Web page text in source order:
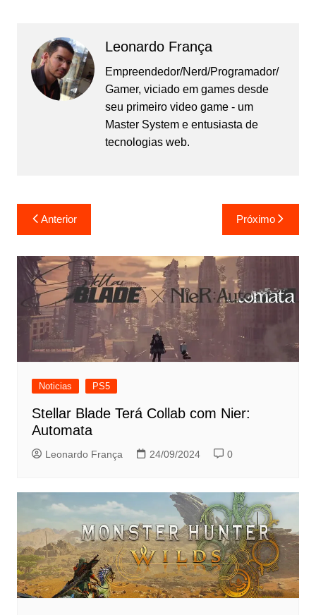
Leonardo França
Empreendedor/Nerd/Programador/
Gamer, viciado em games desde
seu primeiro video game - um
Master System e entusiasta de
tecnologias web.
Navegação
de
Post
Anterior Próximo
Noticias PS5
Stellar Blade Terá Collab com Nier:
Automata
Leonardo França 24/09/2024 0